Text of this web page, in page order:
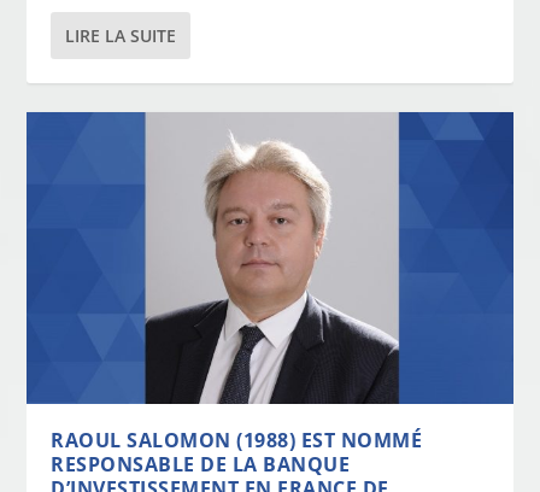
LIRE LA SUITE
RAOUL SALOMON (1988) EST NOMMÉ
RESPONSABLE DE LA BANQUE